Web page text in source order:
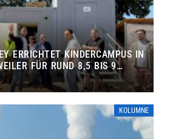
ERRICHTET KINDERCAMPUS IN
FÜR RUND 8,5 BIS 9
KOLUMNE